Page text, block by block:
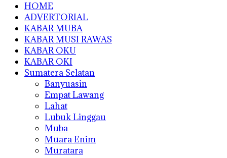
HOME
ADVERTORIAL
KABAR MUBA
KABAR MUSI RAWAS
KABAR OKU
KABAR OKI
Sumatera Selatan
Banyuasin
Empat Lawang
Lahat
Lubuk Linggau
Muba
Muara Enim
Muratara